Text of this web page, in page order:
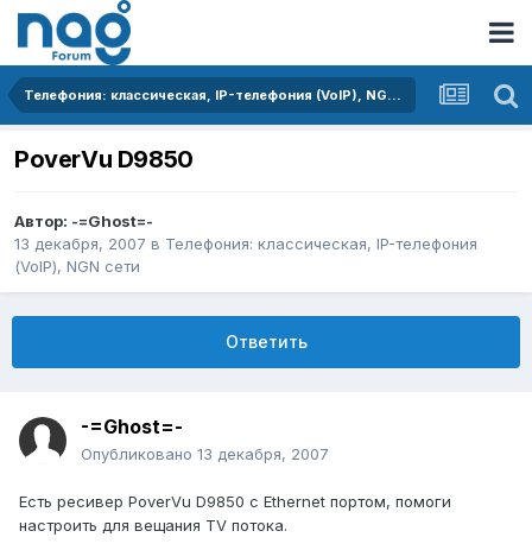
Телефония: классическая, IP-телефония (VoIP), NGN сети
PoverVu D9850
Автор: -=Ghost=-
13 декабря, 2007 в Телефония: классическая, IP-телефония
(VoIP), NGN сети
Ответить
-=Ghost=-
Опубликовано 13 декабря, 2007
Есть ресивер PoverVu D9850 с Ethernet портом, помоги
настроить для вещания TV потока.